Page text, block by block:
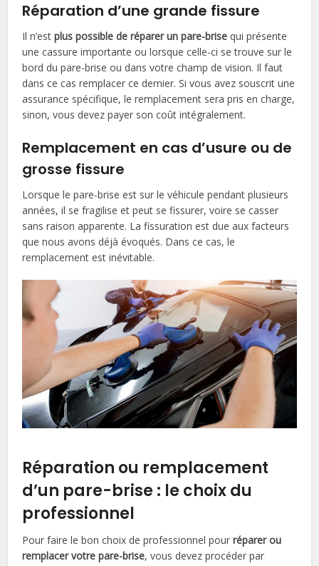
Réparation d’une grande fissure
Il n’estplus possible de réparer un pare-brise qui présente
une cassure importante ou lorsque celle-ci se trouve sur le
bord du pare-brise ou dans votre champ de vision. Il faut
dans ce cas remplacer ce dernier. Si vous avez souscrit une
assurance spécifique, le remplacement sera pris en charge,
sinon, vous devez payer son coût intégralement.
Remplacement en cas d’usure ou de
grosse fissure
Lorsque le pare-brise est sur le véhicule pendant plusieurs
années, il se fragilise et peut se fissurer, voire se casser
sans raison apparente. La fissuration est due aux facteurs
que nous avons déjà évoqués. Dans ce cas, le
remplacement est inévitable.
Réparation ou remplacement
d’un pare-brise : le choix du
professionnel
Pour faire le bon choix de professionnel pourréparer ou
remplacer votre pare-brise, vous devez procéder par